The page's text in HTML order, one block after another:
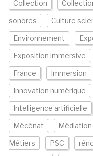
Collection
sonores Culture
Environnement
Exposition immersive
France Immersion
Innovation numérique
Intelligence artificielle
Mécénat Médiation
Métiers PSC